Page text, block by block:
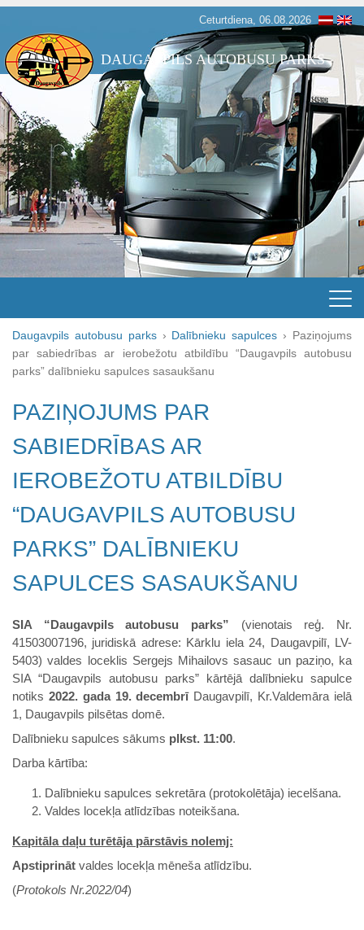
Ceturtdiena, 06.08.2026
DAUGAVPILS AUTOBUSU PARKS
Daugavpils autobusu parks› Dalībnieku sapulces › Paziņojums
par sabiedrības ar ierobežotu atbildību “Daugavpils autobusu
parks” dalībnieku sapulces sasaukšanu
PAZIŅOJUMS PAR
SABIEDRĪBAS AR
IEROBEŽOTU ATBILDĪBU
“DAUGAVPILS AUTOBUSU
PARKS” DALĪBNIEKU
SAPULCES SASAUKŠANU
SIA “Daugavpils autobusu parks” (vienotais reģ. Nr.
41503007196, juridiskā adrese: Kārklu iela 24, Daugavpilī, LV-
5403) valdes loceklis Sergejs Mihailovs sasauc un paziņo, ka
SIA “Daugavpils autobusu parks” kārtējā dalībnieku sapulce
notiks 2022. gada 19. decembrīDaugavpilī, Kr.Valdemāra ielā
1, Daugavpils pilsētas domē.
Dalībnieku sapulces sākums plkst. 11:00.
Darba kārtība:
Dalībnieku sapulces sekretāra (protokolētāja) iecelšana.
Valdes locekļa atlīdzības noteikšana.
Kapitāla daļu turētāja pārstāvis nolemj:
Apstiprināt valdes locekļa mēneša atlīdzību.
(Protokols Nr.2022/04)